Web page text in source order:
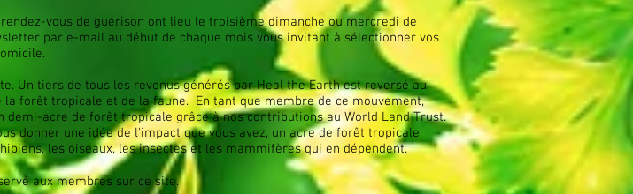
vous de guérison ont lieu le troisième dimanche ou mercredi de
par e-mail au début de chaque mois vous invitant à sélectionner vos
Un tiers de tous les revenus générés par Heal the Earth est reversé au
la forêt tropicale et de la faune. En tant que membre de ce mouvement,
demi-acre de forêt tropicale grâce à nos contributions au World Land Trust.
donner une idée de l'impact que vous avez, un acre de forêt tropicale
les oiseaux, les insectes et les mammifères qui en dépendent.
aux membres sur ce site.